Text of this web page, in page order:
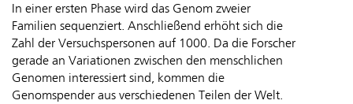
In einer ersten Phase wird das Genom zweier
Familien sequenziert. Anschließend erhöht sich die
Zahl der Versuchspersonen auf 1000. Da die Forscher
gerade an Variationen zwischen den menschlichen
Genomen interessiert sind, kommen die
Genomspender aus verschiedenen Teilen der Welt.